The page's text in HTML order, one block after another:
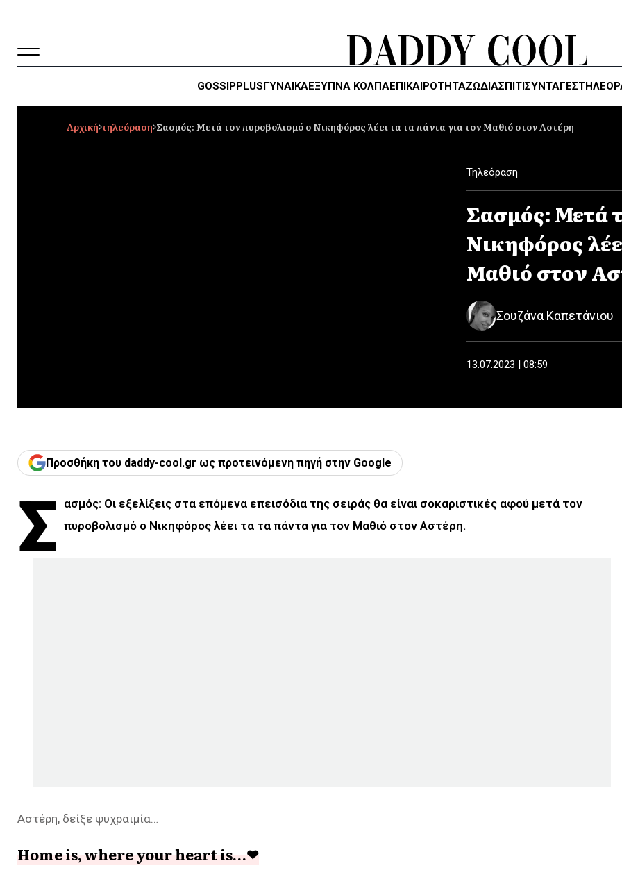
GOSSIPPLUSΓΥΝΑΙΚΑΈΞΥΠΝΑ ΚΌΛΠΑΕΠΙΚΑΙΡΟΤΗΤΑΖΏΔΙΑΣΠΙΤΙΣΥΝΤΑΓΕΣ
Αρχική τηλεόραση Σασμός: Μετά τον πυροβολισμό ο Νικηφόρος λέει τα τα πάντα για τον Μαθιό στον Αστέρη
Τηλεόραση
Σασμός: Μετά
Νικηφόρος
Μαθιό στον
Σουζάνα Καπετάνιου
13.07.2023 | 08:59
Προσθήκη του daddy-cool.gr ως προτεινόμενη πηγή στην Google
Σ
ασμός: Οι εξελίξεις στα επόμενα επεισόδια της σειράς θα είναι σοκαριστικές αφού μετά τον
πυροβολισμό ο Νικηφόρος λέει τα τα πάντα για τον Μαθιό στον Αστέρη.
Αστέρη, δείξε ψυχραιμία…
Home is, where your heart is…❤